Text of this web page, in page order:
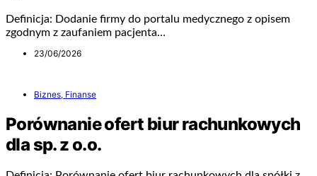
Definicja: Dodanie firmy do portalu medycznego z opisem
zgodnym z zaufaniem pacjenta…
23/06/2026
Biznes, Finanse
Porównanie ofert biur rachunkowych
dla sp. z o.o.